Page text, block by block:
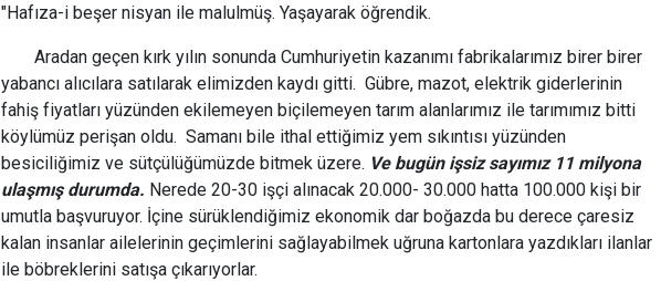
"Hafıza-i beşer nisyan ile malulmüş. Yaşayarak öğrendik.
Aradan geçen kırk yılın sonunda Cumhuriyetin kazanımı fabrikalarımız birer birer
yabancı alıcılara satılarak elimizden kaydı gitti. Gübre, mazot, elektrik giderlerinin
fahiş fiyatları yüzünden ekilemeyen biçilemeyen tarım alanlarımız ile tarımımız bitti
köylümüz perişan oldu. Samanı bile ithal ettiğimiz yem sıkıntısı yüzünden
besiciliğimiz ve sütçülüğümüzde bitmek üzere. Ve bugün işsiz sayımız 11 milyona
ulaşmış durumda. Nerede 20-30 işçi alınacak 20.000- 30.000 hatta 100.000 kişi bir
umutla başvuruyor. İçine sürüklendiğimiz ekonomik dar boğazda bu derece çaresiz
kalan insanlar ailelerinin geçimlerini sağlayabilmek uğruna kartonlara yazdıkları ilanlar
ile böbreklerini satışa çıkarıyorlar.